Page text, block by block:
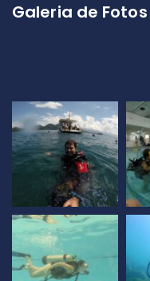
Galeria de Fotos